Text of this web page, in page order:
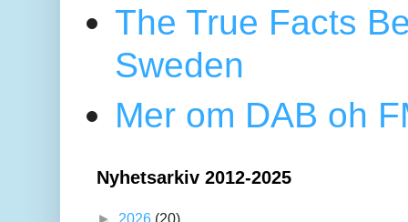
The True Facts
Sweden
Mer om DAB oh
Nyhetsarkiv 2012-2025
► 2026 (20)